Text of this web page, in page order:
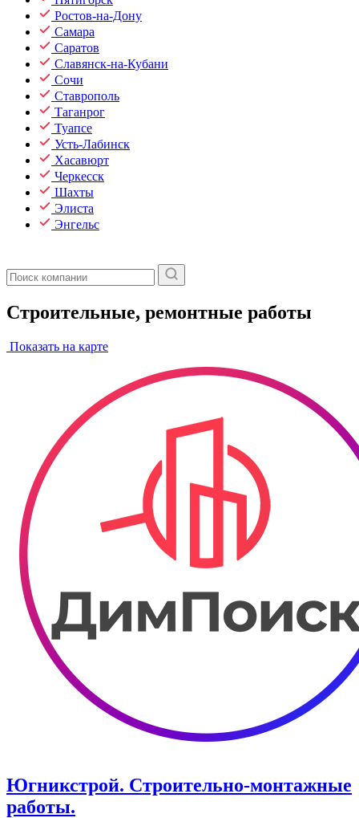
Ростов-на-Дону
Самара
Саратов
Славянск-на-Кубани
Сочи
Ставрополь
Таганрог
Туапсе
Усть-Лабинск
Хасавюрт
Черкесск
Шахты
Элиста
Энгельс
Строительные, ремонтные работы
Показать на карте
Югникстрой. Строительно-монтажные
работы.